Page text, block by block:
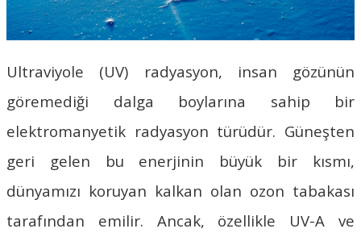
Ultraviyole (UV) radyasyon, insan gözünün
göremediği dalga boylarına sahip bir
elektromanyetik radyasyon türüdür. Güneşten
geri gelen bu enerjinin büyük bir kısmı,
dünyamızı koruyan kalkan olan ozon tabakası
tarafından emilir. Ancak, özellikle UV-A ve